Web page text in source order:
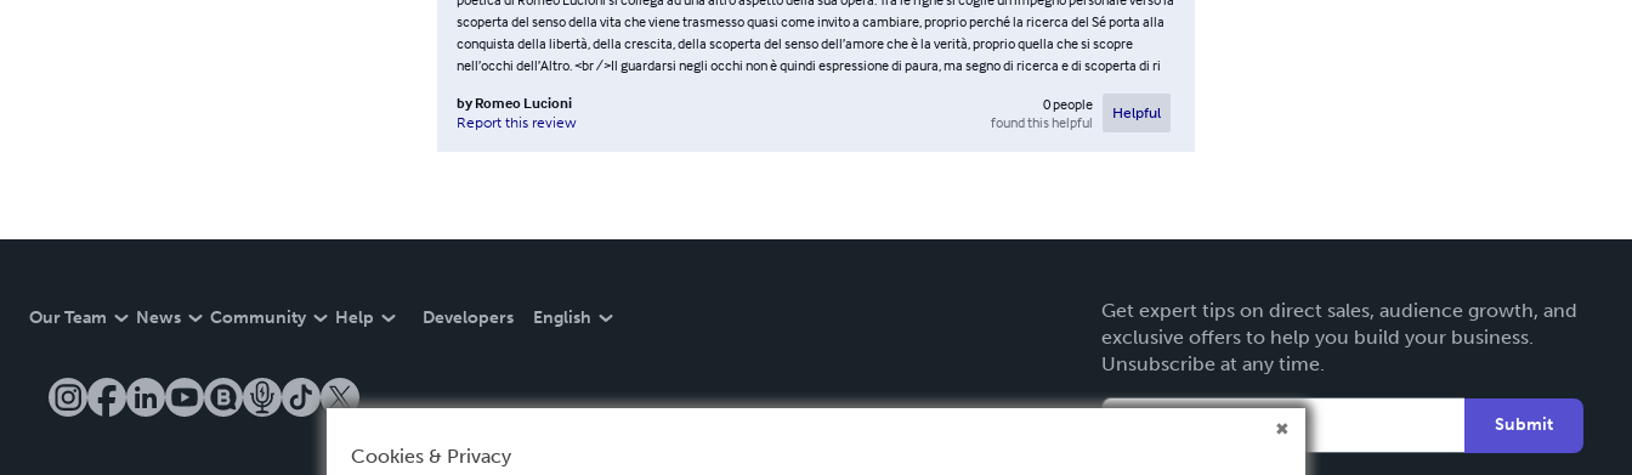
scoperta del senso della vita che viene trasmesso quasi come invito a cambiare, proprio perché la ricerca del Sé porta alla
conquista della libertà, della crescita, della scoperta del senso dell’amore che è la verità, proprio quella che si scopre
nell’occhi dell’Altro. <br />Il guardarsi negli occhi non è quindi espressione di paura, ma segno di ricerca e di scoperta di ri
by Romeo Lucioni
Report this review
0people
found this helpful
Helpful
Our Team News Community Help Developers English
Get expert tips on direct sales, audience growth, and
exclusive offers to help you build your business.
Unsubscribe at any time.
Submit
Cookies & Privacy